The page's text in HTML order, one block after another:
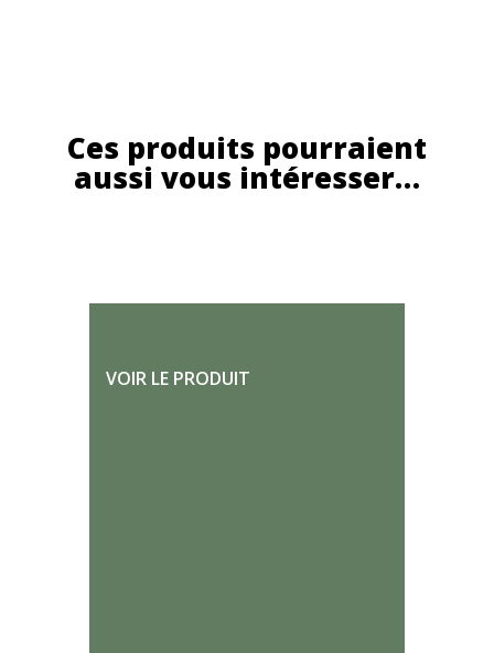
Ces produits pourraient
aussi vous intéresser…
VOIR LE PRODUIT